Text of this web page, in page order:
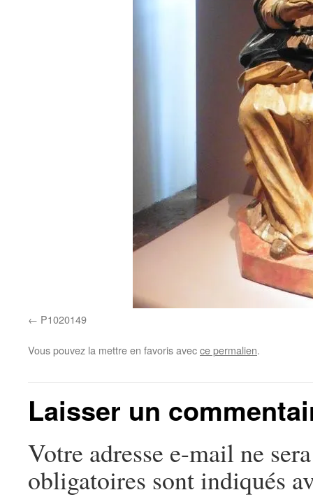
P1020149
Vous pouvez la mettre en favoris avecce permalien.
Laisser un
Votre adresse e-mail ne
obligatoires sont indiqués